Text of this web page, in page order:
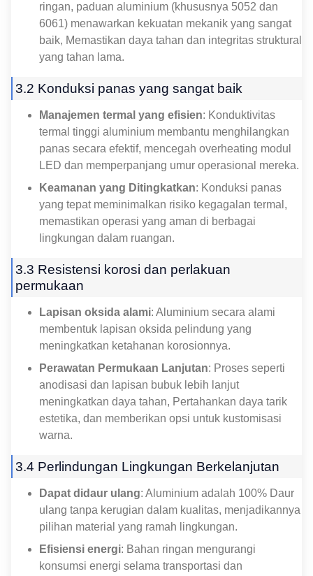
ringan, paduan aluminium (khususnya 5052 dan
6061) menawarkan kekuatan mekanik yang sangat
baik, Memastikan daya tahan dan integritas struktural
yang tahan lama.
3.2 Konduksi panas yang sangat baik
Manajemen termal yang efisien: Konduktivitas
termal tinggi aluminium membantu menghilangkan
panas secara efektif, mencegah overheating modul
LED dan memperpanjang umur operasional mereka.
Keamanan yang Ditingkatkan: Konduksi panas
yang tepat meminimalkan risiko kegagalan termal,
memastikan operasi yang aman di berbagai
lingkungan dalam ruangan.
3.3 Resistensi korosi dan perlakuan
permukaan
Lapisan oksida alami: Aluminium secara alami
membentuk lapisan oksida pelindung yang
meningkatkan ketahanan korosionnya.
Perawatan Permukaan Lanjutan: Proses seperti
anodisasi dan lapisan bubuk lebih lanjut
meningkatkan daya tahan, Pertahankan daya tarik
estetika, dan memberikan opsi untuk kustomisasi
warna.
3.4 Perlindungan Lingkungan Berkelanjutan
Dapat didaur ulang: Aluminium adalah 100% Daur
ulang tanpa kerugian dalam kualitas, menjadikannya
pilihan material yang ramah lingkungan.
Efisiensi energi: Bahan ringan mengurangi
konsumsi energi selama transportasi dan